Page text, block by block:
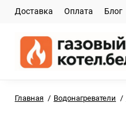
Доставка Оплата Блог
Главная Водонагреватели